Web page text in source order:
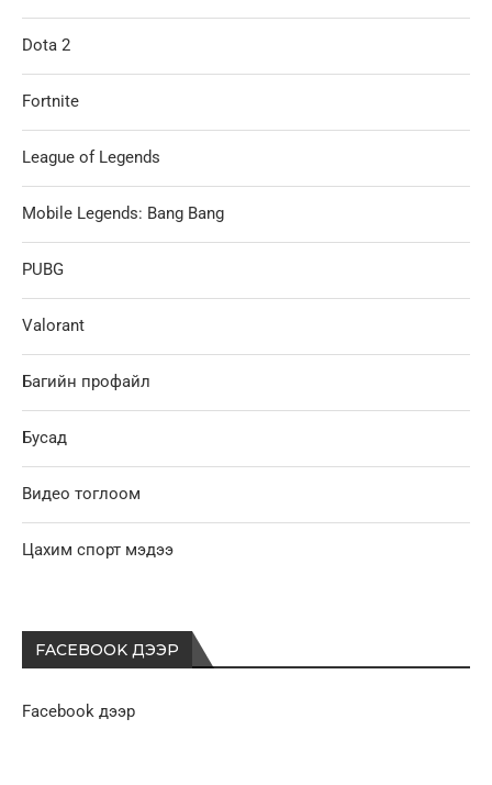
Dota 2
Fortnite
League of Legends
Mobile Legends: Bang Bang
PUBG
Valorant
Багийн профайл
Бусад
Видео тоглоом
Цахим спорт мэдээ
FACEBOOK ДЭЭР
Facebook дээр